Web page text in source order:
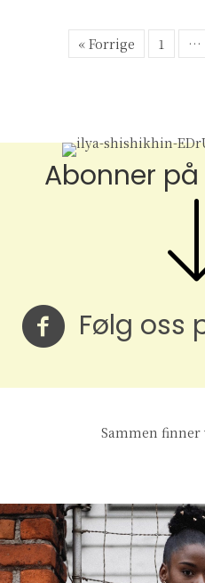
« Forrige 1 …
Abonner
Følg oss på Facebook
Følg oss
Sammen finner